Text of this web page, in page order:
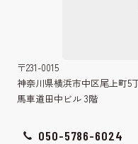
〒231-0015
神奈川県横浜市中区尾上町5
馬車道田中ビル 3階
050-5786-6024